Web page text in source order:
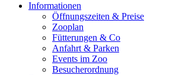
Informationen
Öffnungszeiten & Preise
Zooplan
Fütterungen & Co
Anfahrt & Parken
Events im Zoo
Besucherordnung